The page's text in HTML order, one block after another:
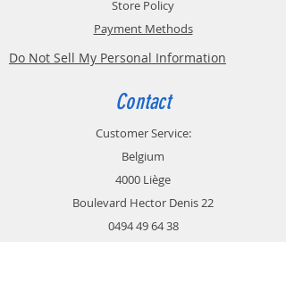
Store Policy
Payment Methods
Do Not Sell My Personal Information
Contact
Customer Service:
Belgium
4000 Liège
Boulevard Hector Denis 22
0494 49 64 38